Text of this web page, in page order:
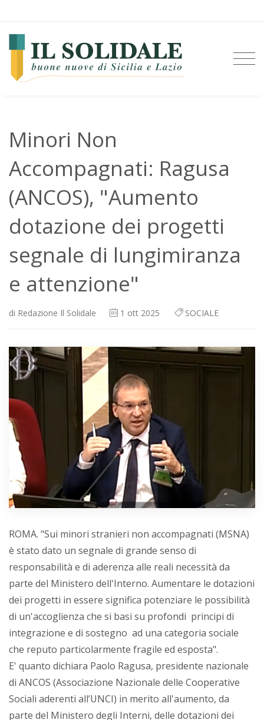
Minori Non
Accompagnati: Ragusa
(ANCOS), "Aumento
dotazione dei progetti
segnale di lungimiranza
e attenzione"
di Redazione Il Solidale 1 ott 2025 SOCIALE
ROMA. "Sui minori stranieri non accompagnati (MSNA)
è stato dato un segnale di grande senso di
responsabilità e di aderenza alle reali necessità da
parte del Ministero dell'Interno. Aumentare le dotazioni
dei progetti in essere significa potenziare le possibilità
di un'accoglienza che si basi su profondi principi di
integrazione e di sostegno ad una categoria sociale
che reputo particolarmente fragile ed esposta".
E' quanto dichiara Paolo Ragusa, presidente nazionale
di ANCOS (Associazione Nazionale delle Cooperative
Sociali aderenti all’UNCI) in merito all'aumento, da
parte del Ministero degli Interni, delle dotazioni dei